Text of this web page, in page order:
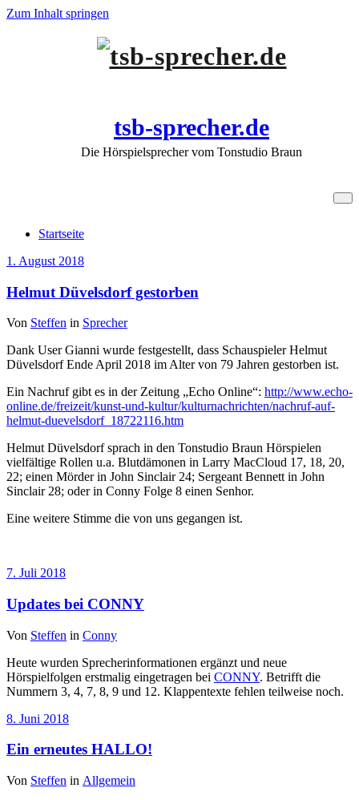
Zum Inhalt springen
tsb-sprecher.de
Die Hörspielsprecher vom Tonstudio Braun
Startseite
1. August 2018
Helmut Düvelsdorf gestorben
Von Steffen in Sprecher
Dank User Gianni wurde festgestellt, dass Schauspieler Helmut
Düvelsdorf Ende April 2018 im Alter von 79 Jahren gestorben ist.
Ein Nachruf gibt es in der Zeitung „Echo Online“: http://www.echo-
online.de/freizeit/kunst-und-kultur/kulturnachrichten/nachruf-auf-
helmut-duevelsdorf_18722116.htm
Helmut Düvelsdorf sprach in den Tonstudio Braun Hörspielen
vielfältige Rollen u.a. Blutdämonen in Larry MacCloud 17, 18, 20,
22; einen Mörder in John Sinclair 24; Sergeant Bennett in John
Sinclair 28; oder in Conny Folge 8 einen Senhor.
Eine weitere Stimme die von uns gegangen ist.
7. Juli 2018
Updates bei CONNY
Von Steffen in Conny
Heute wurden Sprecherinformationen ergänzt und neue
Hörspielfolgen erstmalig eingetragen bei CONNY. Betrifft die
Nummern 3, 4, 7, 8, 9 und 12. Klappentexte fehlen teilweise noch.
8. Juni 2018
Ein erneutes HALLO!
Von Steffen in Allgemein